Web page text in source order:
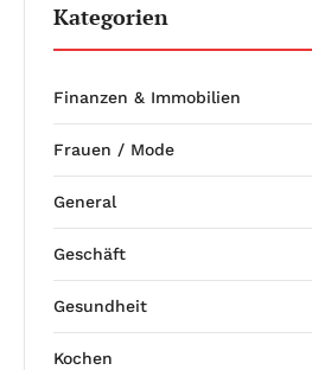
Kategorien
Finanzen & Immobilien
Frauen / Mode
General
Geschäft
Gesundheit
Kochen